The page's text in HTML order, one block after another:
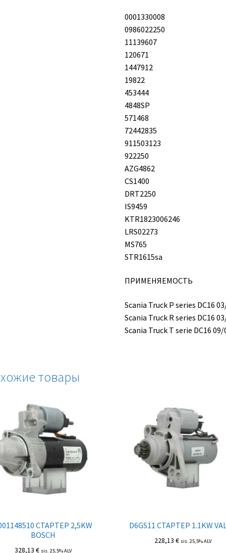
0001330008
0986022250
11139607
120671
1447912
19822
453444
4848SP
571468
72442835
911503123
922250
AZG4862
CS1400
DRT2250
IS9459
KTR1823006246
LRS02273
MS765
STR1615sa
ПРИМЕНЯЕМОСТЬ
Scania Truck P series DC16
Scania Truck R series DC16
Scania Truck T serie DC16 09/
товары
СТАРТЕР 2,5KW
BOSCH
328,13 € sis. 25,5% ALV
D6GS11 СТАРТЕР 1.1KW
228,13€ sis. 25,5% ALV